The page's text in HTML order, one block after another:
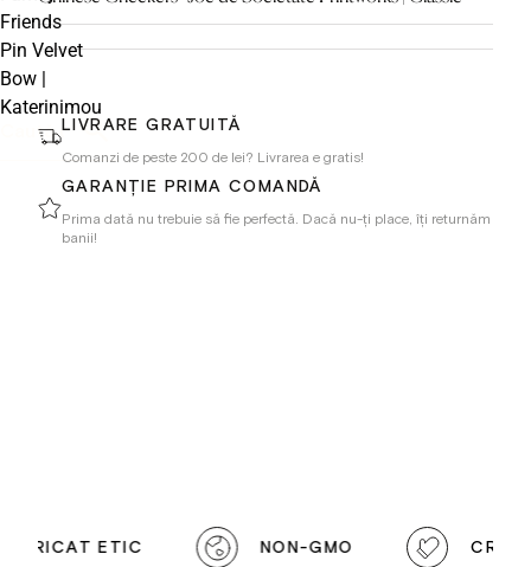
Friends
Pin Velvet
Bow |
Katerinimou
LIVRARE GRATUITĂ
Comanzi de peste 200 de lei? Livrarea e gratis!
GARANȚIE PRIMA COMANDĂ
Prima dată nu trebuie să fie perfectă. Dacă nu-ți place, îți returnăm
banii!
ETIC NON-GMO